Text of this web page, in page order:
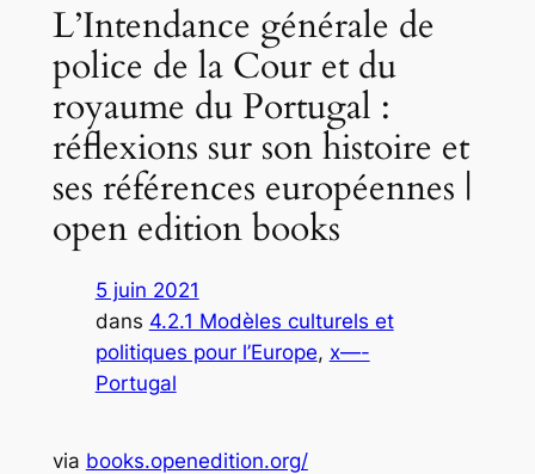
L’Intendance générale de
police de la Cour et du
royaume du Portugal :
réflexions sur son histoire et
ses références européennes |
open edition books
5 juin 2021
dans 4.2.1 Modèles culturels et
politiques pour l’Europe, x—-
Portugal
via books.openedition.org/